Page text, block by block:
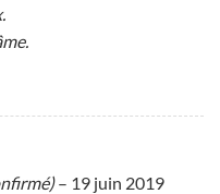
– 19 juin 2019